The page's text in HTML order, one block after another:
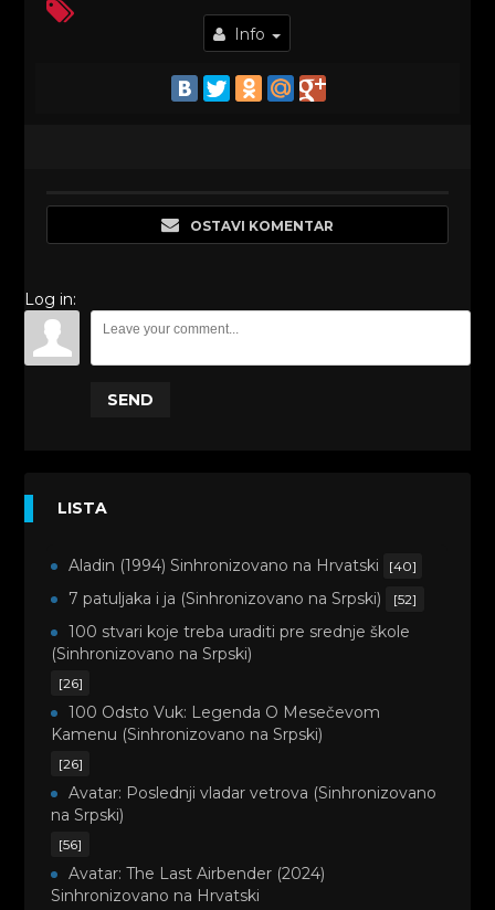
Info
OSTAVI KOMENTAR
Log in:
SEND
LISTA
Aladin (1994) Sinhronizovano na Hrvatski [40]
7 patuljaka i ja (Sinhronizovano na Srpski) [52]
100 stvari koje treba uraditi pre srednje škole
(Sinhronizovano na Srpski)
[26]
100 Odsto Vuk: Legenda O Mesečevom
Kamenu (Sinhronizovano na Srpski)
[26]
Avatar: Poslednji vladar vetrova (Sinhronizovano
na Srpski)
[56]
Avatar: The Last Airbender (2024)
Sinhronizovano na Hrvatski